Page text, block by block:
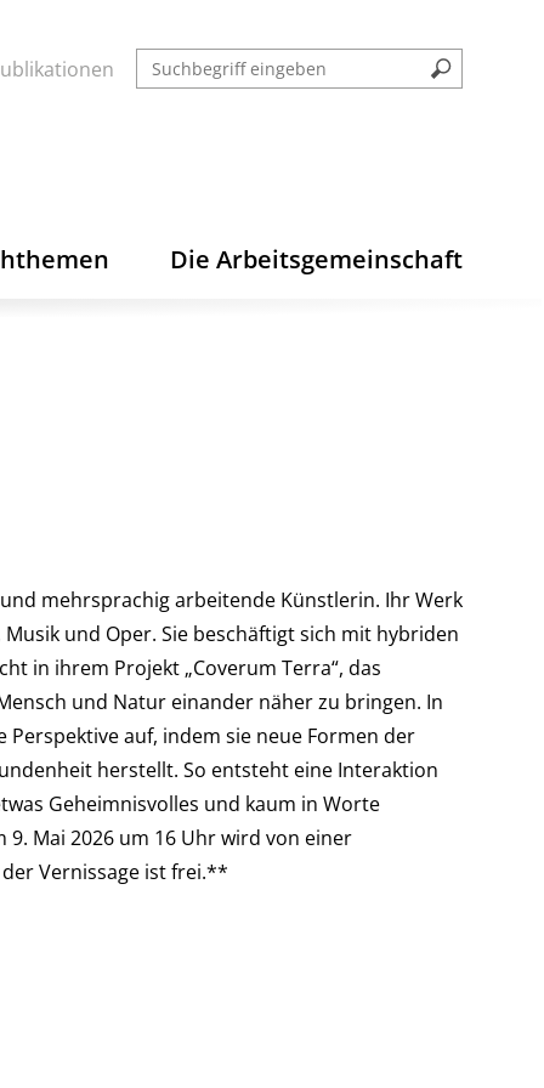
Die Arbeitsgemeinschaft
mehrsprachig arbeitende Künstlerin. Ihr Werk
und Oper. Sie beschäftigt sich mit hybriden
in ihrem Projekt „Coverum Terra“, das
und Natur einander näher zu bringen. In
auf, indem sie neue Formen der
herstellt. So entsteht eine Interaktion
Geheimnisvolles und kaum in Worte
9. Mai 2026 um 16 Uhr wird von einer
Vernissage ist frei.**